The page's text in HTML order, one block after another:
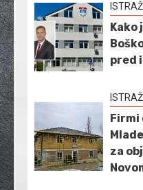
Kako
pred
Firmi
za